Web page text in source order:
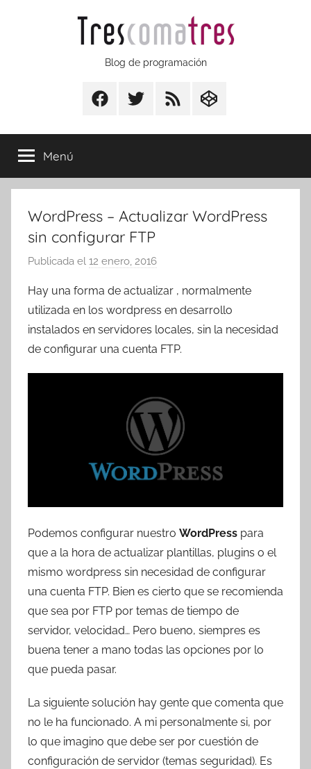
Trescomatres
Blog de programación
FacebookTwitter RSS CodepenIO
Menú
WordPress – Actualizar WordPress
sin configurar FTP
Publicada el 12 enero, 2016
r
T
r
e
o
m
a
t
r
Hay una forma de actualizar , normalmente
utilizada en los wordpress en desarrollo
instalados en servidores locales, sin la necesidad
de configurar una cuenta FTP.
Podemos configurar nuestro WordPress para
que a la hora de actualizar plantillas, plugins o el
mismo wordpress sin necesidad de configurar
una cuenta FTP. Bien es cierto que se recomienda
que sea por FTP por temas de tiempo de
servidor, velocidad… Pero bueno, siempres es
buena tener a mano todas las opciones por lo
que pueda pasar.
La siguiente solución hay gente que comenta que
no le ha funcionado. A mi personalmente si, por
lo que imagino que debe ser por cuestión de
configuración de servidor (temas seguridad). Es